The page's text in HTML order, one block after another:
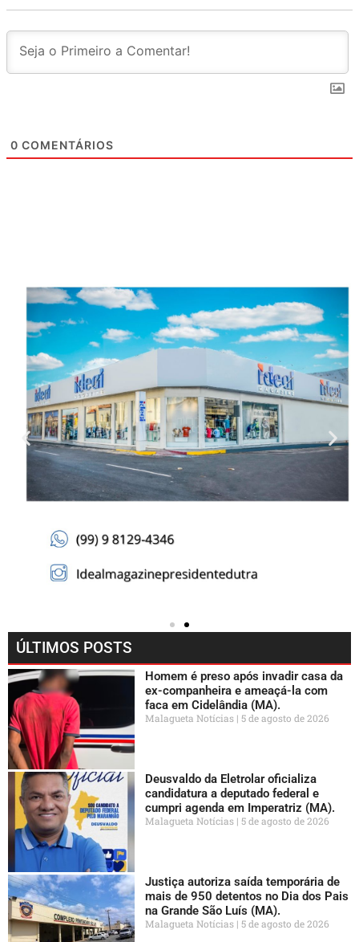
0 COMENTÁRIOS
ÚLTIMOS POSTS
Homem é preso após invadir casa da
ex-companheira e ameaçá-la com
faca em Cidelândia (MA).
Malagueta Notícias 5 de agosto de 2026
Deusvaldo da Eletrolar oficializa
candidatura a deputado federal e
cumpri agenda em Imperatriz (MA).
Malagueta Notícias 5 de agosto de 2026
Justiça autoriza saída temporária de
mais de 950 detentos no Dia dos Pais
na Grande São Luís (MA).
Malagueta Notícias 5 de agosto de 2026